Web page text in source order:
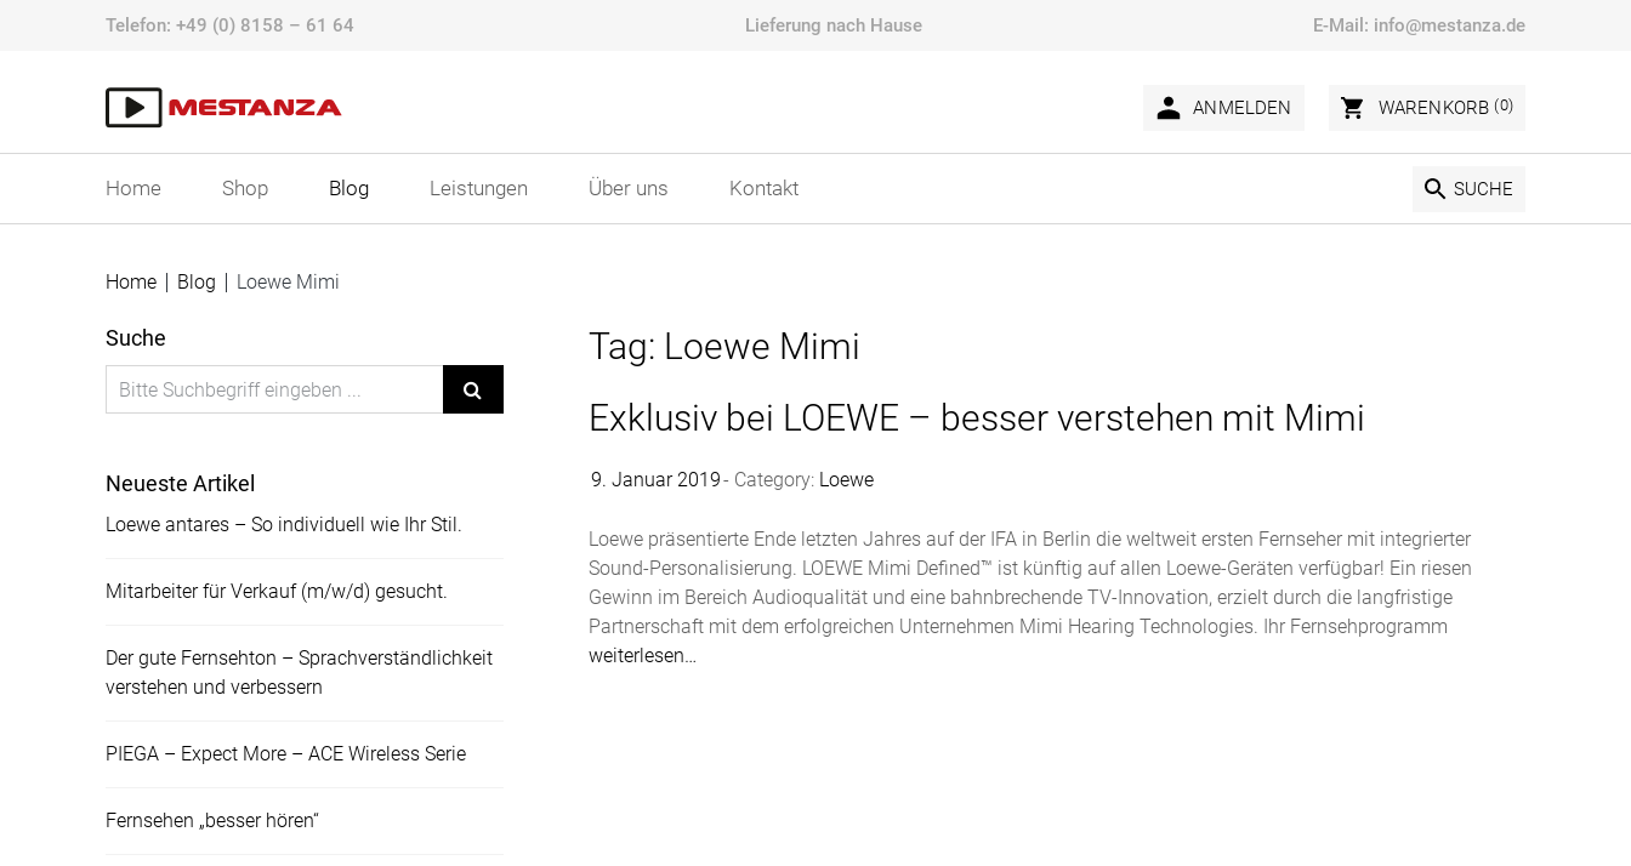
Telefon: +49 (0) 8158 – 61 64 Lieferung nach Hause E-Mail: info@mestanza.de
ANMELDEN WARENKORB (0)
Home Shop Blog Leistungen Über uns Kontakt SUCHE
Home Blog Loewe Mimi
Tag: Loewe Mimi
Exklusiv bei LOEWE – besser verstehen mit Mimi
9. Januar 2019 Category: Loewe
Loewe präsentierte Ende letzten Jahres auf der IFA in Berlin die weltweit ersten Fernseher mit integrierter
Sound-Personalisierung. LOEWE Mimi Defined™ ist künftig auf allen Loewe-Geräten verfügbar! Ein riesen
Gewinn im Bereich Audioqualität und eine bahnbrechende TV-Innovation, erzielt durch die langfristige
Partnerschaft mit dem erfolgreichen Unternehmen Mimi Hearing Technologies. Ihr Fernsehprogramm
weiterlesen…
Suche
Neueste Artikel
Loewe antares – So individuell wie Ihr Stil.
Mitarbeiter für Verkauf (m/w/d) gesucht.
Der gute Fernsehton – Sprachverständlichkeit
verstehen und verbessern
PIEGA – Expect More – ACE Wireless Serie
Fernsehen „besser hören“